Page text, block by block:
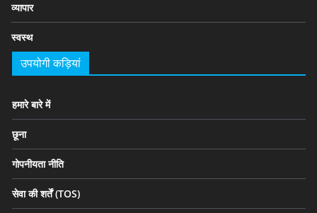
व्यापार
स्वस्थ
उपयोगी कड़ियां
हमारे बारे में
छूना
गोपनीयता नीति
सेवा की शर्तें (TOS)